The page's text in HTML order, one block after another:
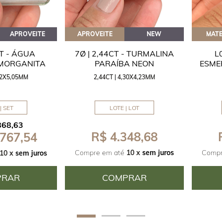
APROVEITE
- ÁGUA
SET
10 x sem juros
APROVEITE NEW
7Ø | 2,44CT - TURMALINA
PARAÍBA NEON
2,44CT | 4,30X4,23MM
LOTE | LOT
R$ 4.348,68
Compre em até 10 x sem juros
COMPRAR